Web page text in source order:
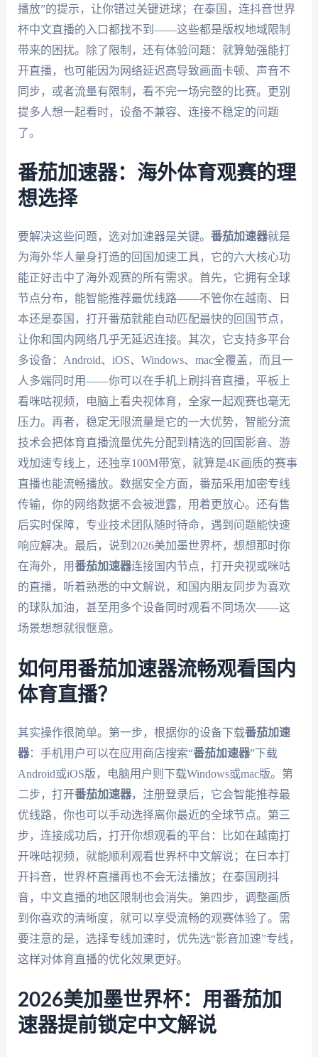
播放”的提示，让你错过关键进球；在泰国，连抖音世界
杯中文直播的入口都找不到——这些都是版权地域限制
带来的困扰。除了限制，还有体验问题：就算勉强能打
开直播，也可能因为网络延迟高导致画面卡顿、声音不
同步，或者流量有限制，看不完一场完整的比赛。更别
提多人想一起看时，设备不兼容、连接不稳定的问题
了。
番茄加速器：海外体育观赛的理
想选择
要解决这些问题，选对加速器是关键。 番茄加速器就是
为海外华人量身打造的回国加速工具，它的六大核心功
能正好击中了海外观赛的所有需求。首先，它拥有全球
节点分布，能智能推荐最优线路——不管你在越南、日
本还是泰国，打开番茄就能自动匹配最快的回国节点，
让你和国内网络几乎无延迟连接。其次，它支持多平台
多设备：Android、iOS、Windows、mac全覆盖，而且一
人多端同时用——你可以在手机上刷抖音直播，平板上
看咪咕视频，电脑上看央视体育，全家一起观赛也毫无
压力。再者，稳定无限流量是它的一大优势，智能分流
技术会把体育直播流量优先分配到精选的回国影音、游
戏加速专线上，还独享100M带宽，就算是4K画质的赛事
直播也能流畅播放。数据安全方面，番茄采用加密专线
传输，你的网络数据不会被泄露，用着更放心。还有售
后实时保障，专业技术团队随时待命，遇到问题能快速
响应解决。最后，说到2026美加墨世界杯，想想那时你
在海外，用番茄加速器连接国内节点，打开央视或咪咕
的直播，听着熟悉的中文解说，和国内朋友同步为喜欢
的球队加油，甚至用多个设备同时观看不同场次——这
场景想想就很惬意。
如何用番茄加速器流畅观看国内
体育直播？
其实操作很简单。第一步，根据你的设备下载番茄加速
器：手机用户可以在应用商店搜索“番茄加速器”下载
Android或iOS版，电脑用户则下载Windows或mac版。第
二步，打开番茄加速器，注册登录后，它会智能推荐最
优线路，你也可以手动选择离你最近的全球节点。第三
步，连接成功后，打开你想观看的平台：比如在越南打
开咪咕视频，就能顺利观看世界杯中文解说；在日本打
开抖音，世界杯直播再也不会无法播放；在泰国刷抖
音，中文直播的地区限制也会消失。第四步，调整画质
到你喜欢的清晰度，就可以享受流畅的观赛体验了。需
要注意的是，选择专线加速时，优先选“影音加速”专线，
这样对体育直播的优化效果更好。
2026美加墨世界杯：用番茄加
速器提前锁定中文解说